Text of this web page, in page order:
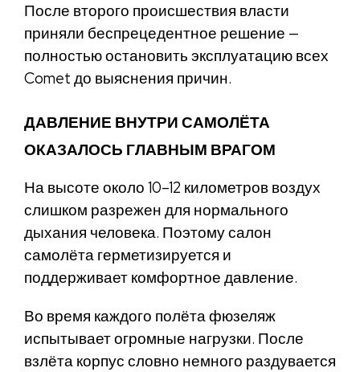
После второго происшествия власти
приняли беспрецедентное решение —
полностью остановить эксплуатацию всех
Comet до выяснения причин.
ДАВЛЕНИЕ ВНУТРИ САМОЛЁТА
ОКАЗАЛОСЬ ГЛАВНЫМ ВРАГОМ
На высоте около 10–12 километров воздух
слишком разрежен для нормального
дыхания человека. Поэтому салон
самолёта герметизируется и
поддерживает комфортное давление.
Во время каждого полёта фюзеляж
испытывает огромные нагрузки. После
взлёта корпус словно немного раздувается